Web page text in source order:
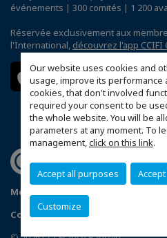
Our website uses cookies and
usage, improve its performance
cookies, that don't involved
required your consent to be
the whole website. You will be
parameters at any moment. To
management,click on this link.
Accept all purposes
Customize
événements | 300 comités | 1 200
Réservée exclusivement aux
l'International, découvrez l'app CCIFI
Mentions légales
Configurer vos préférences